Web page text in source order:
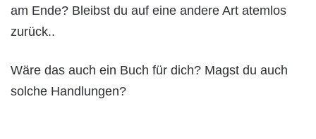
am Ende? Bleibst du auf eine andere Art atemlos
zurück..
Wäre das auch ein Buch für dich? Magst du auch
solche Handlungen?